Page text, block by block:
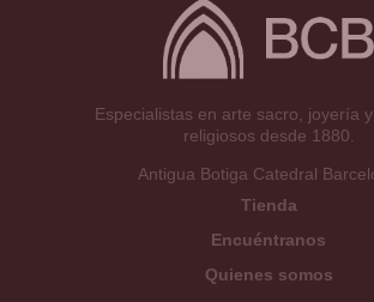
Especialistas en arte sacro, joyería
religiosos desde 1880.
Antigua Botiga Catedral
Tienda
Encuéntranos
Quienes somos